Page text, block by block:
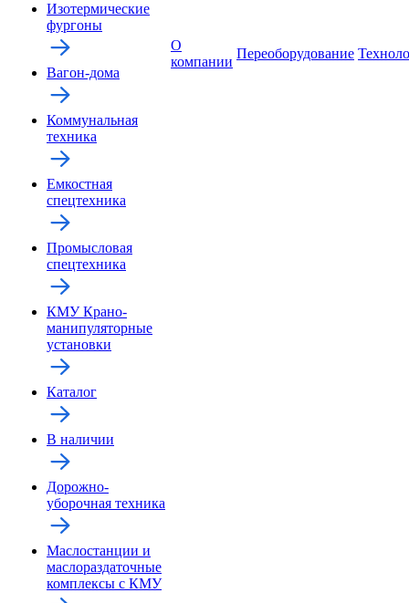
Изотермические
фургоны
Вагон-дома
Коммунальная
техника
Емкостная
спецтехника
Промысловая
спецтехника
КМУ Крано-
манипуляторные
установки
Каталог
В наличии
Дорожно-
уборочная техника
Маслостанции и
маслораздаточные
комплексы с КМУ
О
компании
Переоборудование